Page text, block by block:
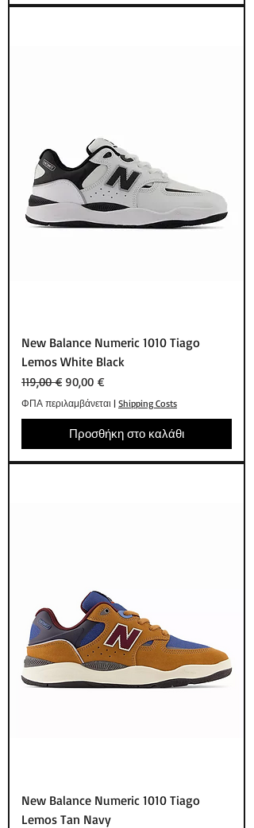
New Balance Numeric 1010 Tiago
Lemos White Black
Κανονική τιμή
119,00 € Τιμή Έκπτωσης
90,00 €
ΦΠΑ περιλαμβάνεται | Shipping Costs
Προσθήκη στο καλάθι
New Balance Numeric 1010 Tiago
Lemos Tan Navy